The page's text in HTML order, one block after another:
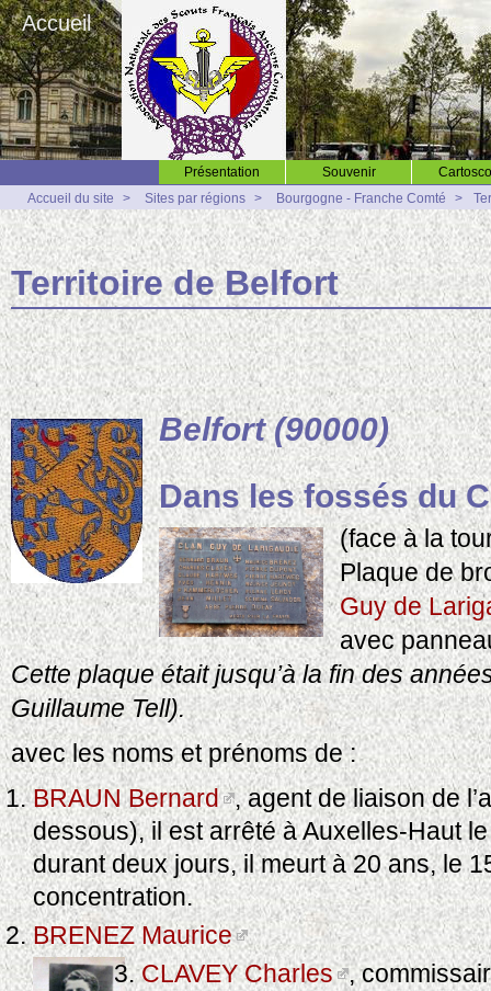
Accueil
Présentation Souvenir
Accueil du site
> Sites par régions > Bourgogne - Franche Comté >
Territoire de Belfort
Belfort (90000)
Dans les fossés du
(face à la
Plaque de
Guy de
avec
Cette plaque était jusqu’à la fin des
Guillaume Tell).
avec les noms et prénoms de :
BRAUN Bernard , agent de liaison de
dessous), il est arrêté à Auxelles-Haut
durant deux jours, il meurt à 20 ans, le
concentration.
BRENEZ Maurice
CLAVEY Charles ,